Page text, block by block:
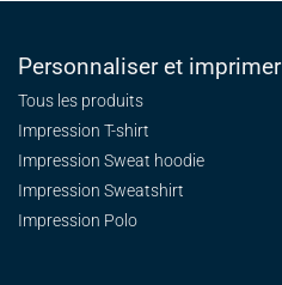
Personnaliser et imprimer
Tous les produits
Impression T-shirt
Impression Sweat hoodie
Impression Sweatshirt
Impression Polo